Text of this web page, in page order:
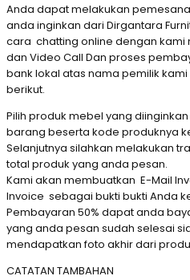
Anda dapat melakukan
anda inginkan dari Dirgantara
cara chatting online dengan kami
dan Video Call Dan proses
bank lokal atas nama pemilik
berikut.
Pilih produk mebel yang
barang beserta kode produknya
Selanjutnya silahkan melakukan
total produk yang anda pesan.
Kami akan membuatkan E-Mail
Invoice sebagai bukti bukti Anda
Pembayaran 50% dapat anda
yang anda pesan sudah selesai
mendapatkan foto akhir dari
CATATAN TAMBAHAN